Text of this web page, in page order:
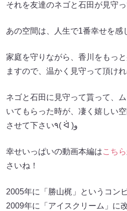
それを友達のネゴと石田が見守っ
あの空間は、人生で1番幸せを感
家庭を守りながら、香川をもっ
ますので、温かく見守って頂けれ
ネゴと石田に見守って貰って、
いてもらった時が、凄く嬉しい
させて下さい٩( ᐛ )و
幸せいっぱいの動画本編はこちら
さいね！
2005年に「勝山梶」というコン
2009年に「アイスクリーム」に